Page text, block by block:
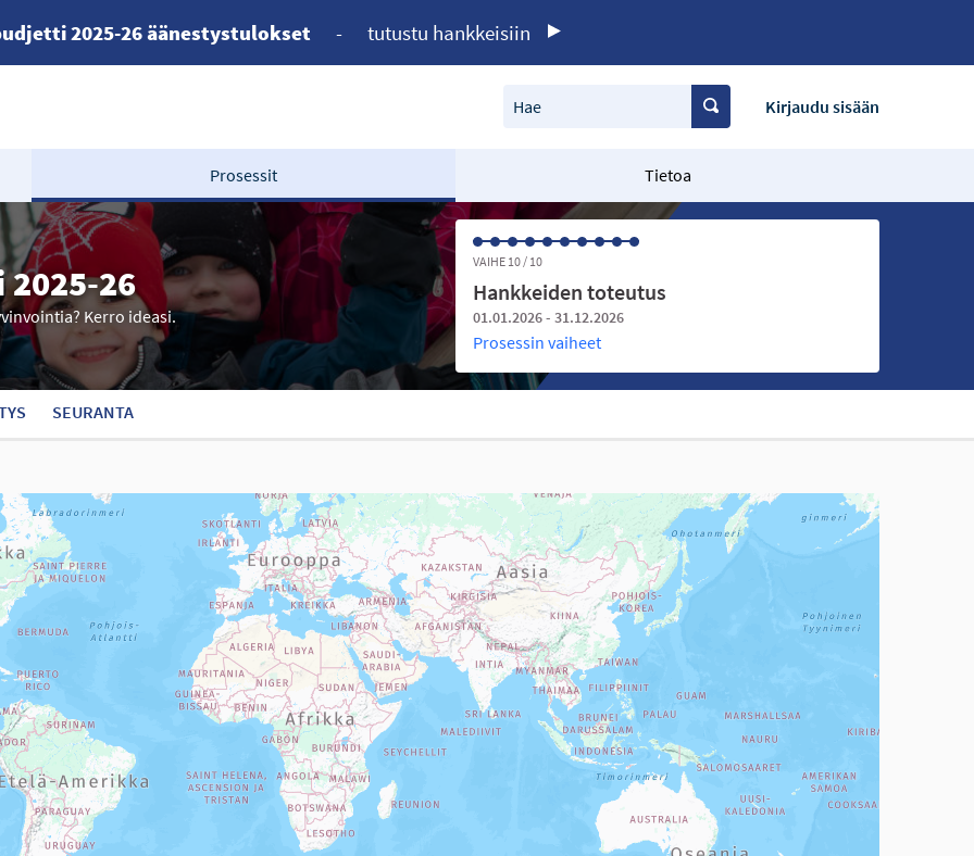
2025-26 äänestystulokset - tutustu hankkeisiin
Hae Kirjaudu sisään
Prosessit Tietoa
26
Kerro ideasi.
VAIHE 10 / 10
Hankkeiden toteutus
01.01.2026 - 31.12.2026
Prosessin vaiheet
SEURANTA
tietueet karttapisteinä. Elementtiä voi käyttää ruudunlukijalla, mutta se voi olla vaikeaselkoinen.